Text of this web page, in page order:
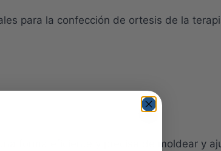
para la confección de ortesis de la
forma eficiente y precisa de moldear y